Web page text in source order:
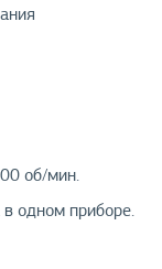
об/мин.
одном приборе.